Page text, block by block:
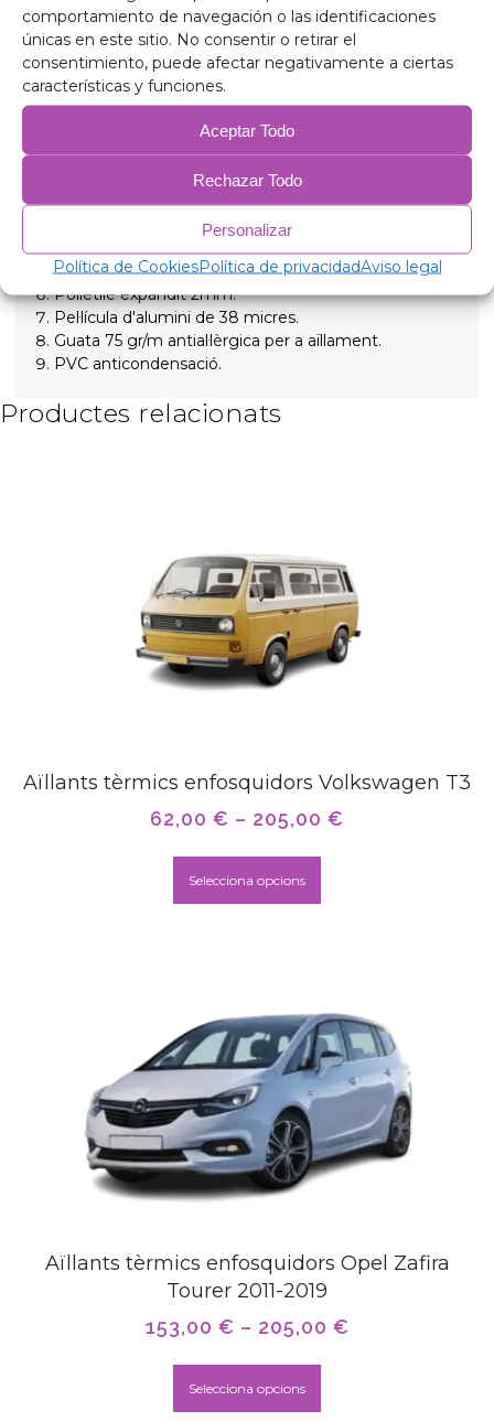
comportamiento de navegación o las identificaciones
únicas en este sitio. No consentir o retirar el
consentimiento, puede afectar negativamente a ciertas
características y funciones.
Aceptar Todo
Rechazar Todo
Personalizar
Política de CookiesPolítica de privacidadAviso legal
baixes per a més confort intern i proporcionant total
foscor per a les nits de descans, subjectats amb
ventoses de rosca de gran succió i fàcil extracció per
simplificar la seva col·locació
Alumini de 90 micres anti raigs ultraviolats i resistent
Polietilè expandit 2mm.
Pel·lícula d'alumini de 38 micres, per a aïllament.
Pel·lícula d'alumini de 38 micres.
Polietilè expandit 2mm.
Pel·lícula d'alumini de 38 micres.
Guata 75 gr/m antial·lèrgica per a aïllament.
PVC anticondensació.
Productes relacionats
Aïllants tèrmics enfosquidors Volkswagen T3
62,00 € – 205,00 €
Selecciona opcions
Aïllants tèrmics enfosquidors Opel Zafira
Tourer 2011-2019
153,00 € – 205,00 €
Selecciona opcions